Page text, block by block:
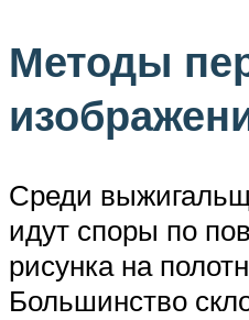
Методы
Среди
идут споры по
рисунка на
Большинство